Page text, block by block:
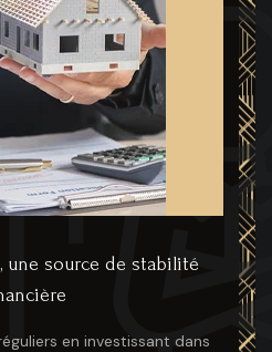
source de stabilité
en investissant dans